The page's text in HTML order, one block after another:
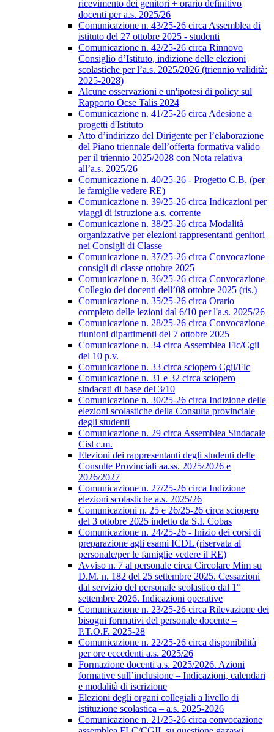
ricevimento dei genitori + orario definitivo
docenti per a.s. 2025/26
Comunicazione n. 43/25-26 circa Assemblea di
istituto del 27 ottobre 2025 - studenti
Comunicazione n. 42/25-26 circa Rinnovo
Consiglio d’Istituto, indizione delle elezioni
scolastiche per l’a.s. 2025/2026 (triennio validità:
2025-2028)
Alcune osservazioni e un'ipotesi di policy sul
Rapporto Ocse Talis 2024
Comunicazione n. 41/25-26 circa Adesione a
progetti d'Istituto
Atto d’indirizzo del Dirigente per l’elaborazione
del Piano triennale dell’offerta formativa valido
per il triennio 2025/2028 con Nota relativa
all’a.s. 2025/26
Comunicazione n. 40/25-26 - Progetto C.B. (per
le famiglie vedere RE)
Comunicazione n. 39/25-26 circa Indicazioni per
viaggi di istruzione a.s. corrente
Comunicazione n. 38/25-26 circa Modalità
organizzative per elezioni rappresentanti genitori
nei Consigli di Classe
Comunicazione n. 37/25-26 circa Convocazione
consigli di classe ottobre 2025
Comunicazione n. 36/25-26 circa Convocazione
Collegio dei docenti dell’08 ottobre 2025 (ris.)
Comunicazione n. 35/25-26 circa Orario
completo delle lezioni dal 6/10 per l'a.s. 2025/26
Comunicazione n. 28/25-26 circa Convocazione
riunioni dipartimenti del 7 ottobre 2025
Comunicazione n. 34 circa Assemblea Flc/Cgil
del 10 p.v.
Comunicazione n. 33 circa sciopero Cgil/Flc
Comunicazione n. 31 e 32 circa sciopero
sindacati di base del 3/10
Comunicazione n. 30/25-26 circa Indizione delle
elezioni scolastiche della Consulta provinciale
degli studenti
Comunicazione n. 29 circa Assemblea Sindacale
Cisl c.m.
Elezioni dei rappresentanti degli studenti delle
Consulte Provinciali aa.ss. 2025/2026 e
2026/2027
Comunicazione n. 27/25-26 circa Indizione
elezioni scolastiche a.s. 2025/26
Comunicazioni n. 25 e 26/25-26 circa sciopero
del 3 ottobre 2025 indetto da S.I. Cobas
Comunicazione n. 24/25-26 - Inizio dei corsi di
preparazione agli esami ICDL (riservata al
personale/per le famiglie vedere il RE)
Avviso n. 7 al personale circa Circolare Mim su
D.M. n. 182 del 25 settembre 2025. Cessazioni
dal servizio del personale scolastico dal 1°
settembre 2026. Indicazioni operative
Comunicazione n. 23/25-26 circa Rilevazione dei
bisogni formativi del personale docente –
P.T.O.F. 2025-28
Comunicazione n. 22/25-26 circa disponibilità
per ore eccedenti a.s. 2025/26
Formazione docenti a.s. 2025/2026. Azioni
formative sull’inclusione – Indicazioni, calendari
e modalità di iscrizione
Elezioni degli organi collegiali a livello di
istituzione scolastica – a.s. 2025-2026
Comunicazione n. 21/25-26 circa convocazione